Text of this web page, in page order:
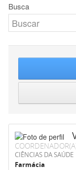
Busca
CIÊNCIAS DA SAÚDE
Farmácia